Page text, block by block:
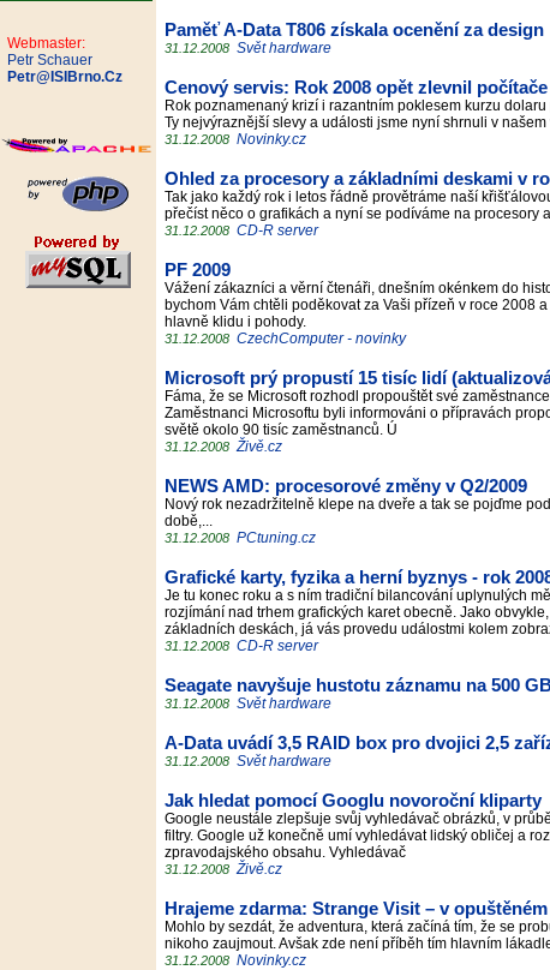
Webmaster:
Petr Schauer
Petr@ISIBrno.Cz
Paměť A-Data T806 získala ocenění za design
31.12.2008 Svět hardware
Cenový servis: Rok 2008 opět zlevnil
Rok poznamenaný krizí i razantním poklesem kurzu
Ty nejvýraznější slevy a události jsme nyní shrnuli v
31.12.2008 Novinky.cz
Ohled za procesory a základními deskami v
Tak jako každý rok i letos řádně provětráme naší
přečíst něco o grafikách a nyní se podíváme na procesory
31.12.2008 CD-R server
PF 2009
Vážení zákazníci a věrní čtenáři, dnešním okénkem do
bychom Vám chtěli poděkovat za Vaši přízeň v roce 2008
hlavně klidu i pohody.
31.12.2008 CzechComputer - novinky
Microsoft prý propustí 15 tisíc lidí
Fáma, že se Microsoft rozhodl propouštět své
Zaměstnanci Microsoftu byli informováni o přípravách
světě okolo 90 tisíc zaměstnanců. Ú
31.12.2008 Živě.cz
NEWS AMD: procesorové změny v Q2/2009
Nový rok nezadržitelně klepe na dveře a tak se pojďme
době,...
31.12.2008 PCtuning.cz
Grafické karty, fyzika a herní byznys - rok
Je tu konec roku a s ním tradiční bilancování uplynulých
rozjímání nad trhem grafických karet obecně. Jako
základních deskách, já vás provedu událostmi kolem
31.12.2008 CD-R server
Seagate navyšuje hustotu záznamu na 500
31.12.2008 Svět hardware
A-Data uvádí 3,5 RAID box pro dvojici 2,5
31.12.2008 Svět hardware
Jak hledat pomocí Googlu novoroční kliparty
Google neustále zlepšuje svůj vyhledávač obrázků, v
filtry. Google už konečně umí vyhledávat lidský obličej a
zpravodajského obsahu. Vyhledávač
31.12.2008 Živě.cz
Hrajeme zdarma: Strange Visit – v
Mohlo by sezdát, že adventura, která začíná tím, že se
nikoho zaujmout. Avšak zde není příběh tím hlavním
31.12.2008 Novinky.cz